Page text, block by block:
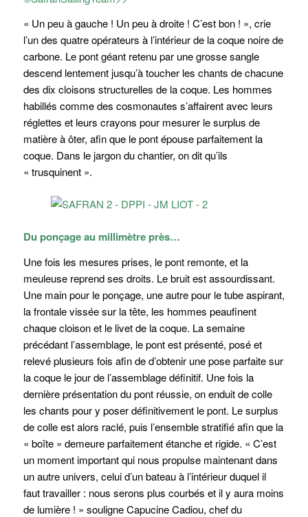
« Un peu à gauche ! Un peu à droite ! C’est bon ! », crie
l’un des quatre opérateurs à l’intérieur de la coque noire de
carbone. Le pont géant retenu par une grosse sangle
descend lentement jusqu’à toucher les chants de chacune
des dix cloisons structurelles de la coque. Les hommes
habillés comme des cosmonautes s’affairent avec leurs
réglettes et leurs crayons pour mesurer le surplus de
matière à ôter, afin que le pont épouse parfaitement la
coque. Dans le jargon du chantier, on dit qu’ils
« trusquinent ».
Du ponçage au millimètre près…
Une fois les mesures prises, le pont remonte, et la
meuleuse reprend ses droits. Le bruit est assourdissant.
Une main pour le ponçage, une autre pour le tube aspirant,
la frontale vissée sur la tête, les hommes peaufinent
chaque cloison et le livet de la coque. La semaine
précédant l’assemblage, le pont est présenté, posé et
relevé plusieurs fois afin de d’obtenir une pose parfaite sur
la coque le jour de l’assemblage définitif. Une fois la
dernière présentation du pont réussie, on enduit de colle
les chants pour y poser définitivement le pont. Le surplus
de colle est alors raclé, puis l’ensemble stratifié afin que la
« boîte » demeure parfaitement étanche et rigide. « C’est
un moment important qui nous propulse maintenant dans
un autre univers, celui d’un bateau à l’intérieur duquel il
faut travailler : nous serons plus courbés et il y aura moins
de lumière ! » souligne Capucine Cadiou, chef du